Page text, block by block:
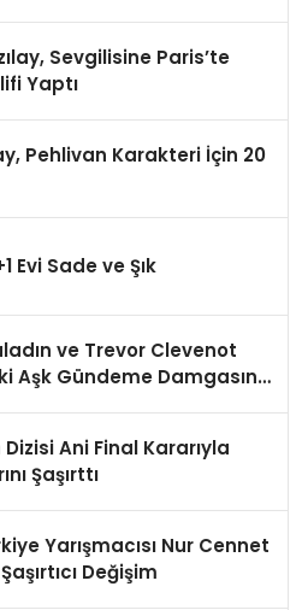
Sevgilisine Paris’te
Yaptı
Pehlivan Karakteri İçin 20
Evi Sade ve Şık
ve Trevor Clevenot
Aşk Gündeme Damgasını
Ani Final Kararıyla
Şaşırttı
Yarışmacısı Nur Cennet
Değişim